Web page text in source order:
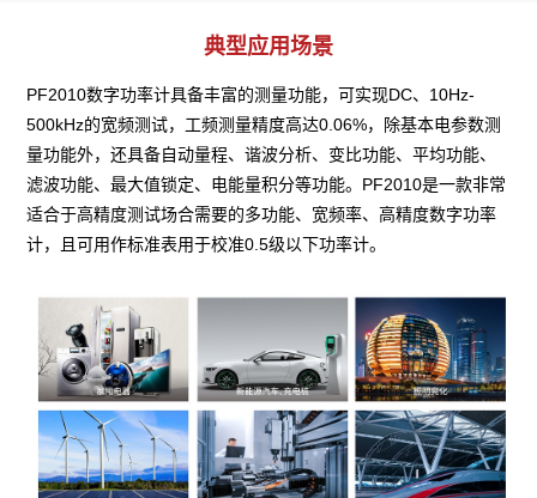
典型应用场景
PF2010数字功率计具备丰富的测量功能，可实现DC、10Hz-
500kHz的宽频测试，工频测量精度高达0.06%，除基本电参数测
量功能外，还具备自动量程、谐波分析、变比功能、平均功能、
滤波功能、最大值锁定、电能量积分等功能。PF2010是一款非常
适合于高精度测试场合需要的多功能、宽频率、高精度数字功率
计，且可用作标准表用于校准0.5级以下功率计。